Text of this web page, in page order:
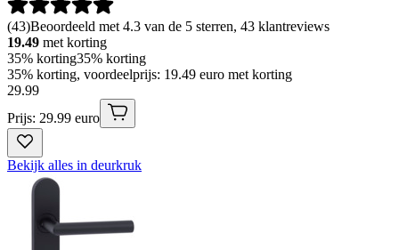
(43)Beoordeeld met 4.3 van de 5 sterren, 43 klantreviews
19.49 met korting
35% korting35% korting
35% korting, voordeelprijs: 19.49 euro met korting
29.99
Prijs: 29.99 euro
Bekijk alles in deurkruk